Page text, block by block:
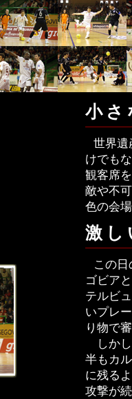
小さ
世界遺
けでも
観客席
敵や不
色の会
激し
この
ゴビア
テルビ
いプレ
り物で
しかし
半もカ
に残る
攻撃が